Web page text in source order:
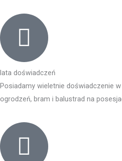
lata doświadczeń
Posiadamy wieletnie doświadczenie
ogrodzeń, bram i balustrad na